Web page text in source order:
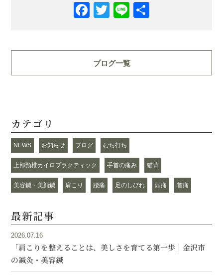
Facebook
Twitter
Line
ブログ一覧
カテゴリ
NEWS お知らせ ブログ むち打ち
上部頸椎カイロプラクティック 手首の痛み 猫背
美容鍼・美顔鍼 肩こり 腰痛 足のしびれ 頭痛 首痛
最新記事
2026.07.16
「肩こりを整えることは、美しさを育てる第一歩｜金沢市
の鍼灸・美容鍼